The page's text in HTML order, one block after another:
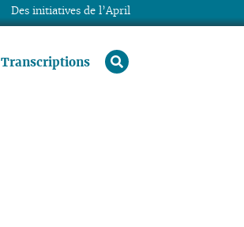
Transcriptions rechercher
Des initiatives de l’April